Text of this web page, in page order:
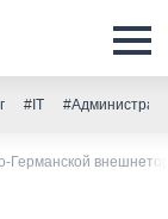
#IT
Германской